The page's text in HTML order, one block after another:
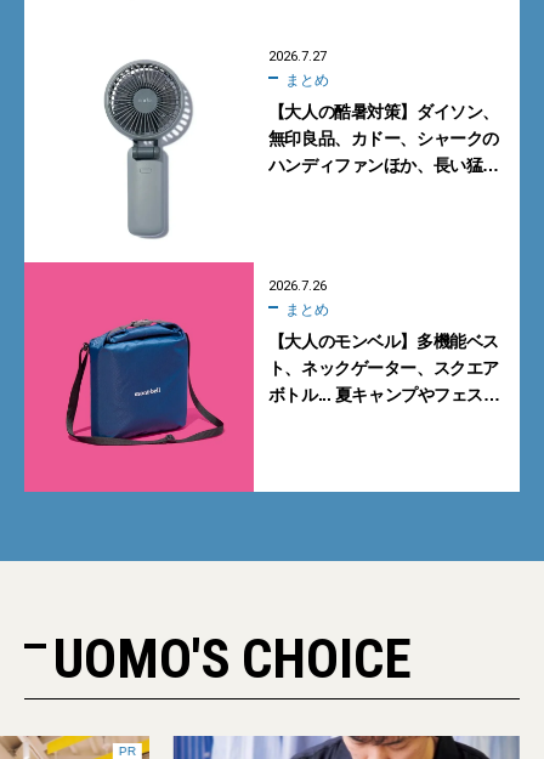
2026.7.27
まとめ
【大人の酷暑対策】ダイソン、
無印良品、カドー、シャークの
ハンディファンほか、長い猛暑
2026.7.26
まとめ
【大人のモンベル】多機能ベス
ト、ネックゲーター、スクエア
ボトル... 夏キャンプやフェスに
UOMO'S CHOICE
PR